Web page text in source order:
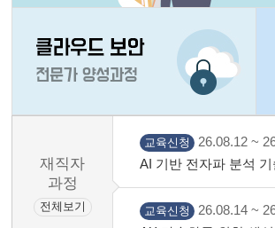
재직자
과정
전체보기
교육신청
26.08.12 ~
AI 기반 전자파 분석
교육신청
26.08.14 ~